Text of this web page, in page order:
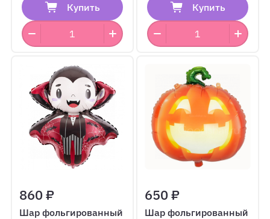
Купить Купить
860 ₽
Шар фольгированный
650 ₽
Шар фольгированный